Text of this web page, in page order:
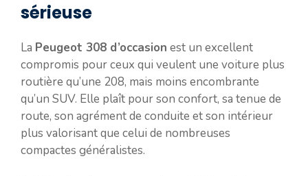
sérieuse
La Peugeot 308 d’occasion est un excellent
compromis pour ceux qui veulent une voiture plus
routière qu’une 208, mais moins encombrante
qu’un SUV. Elle plaît pour son confort, sa tenue de
route, son agrément de conduite et son intérieur
plus valorisant que celui de nombreuses
compactes généralistes.